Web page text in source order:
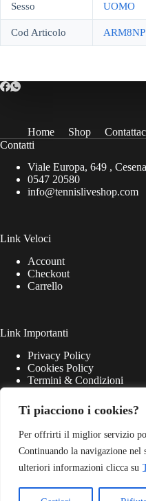
Ti piacciono i cookies?
Per offrirti il miglior servizio
Continuando la navigazione nel
ulteriori informazioni clicca su
Sesso UOMO
Cod Articolo
Home Shop
Contatti
Viale Europa, 649 , Cesena
0547 20580
info@tennisliveshop.com
Link Veloci
Account
Checkout
Carrello
Link Importanti
Privacy Policy
Cookies Policy
Termini & Condizioni